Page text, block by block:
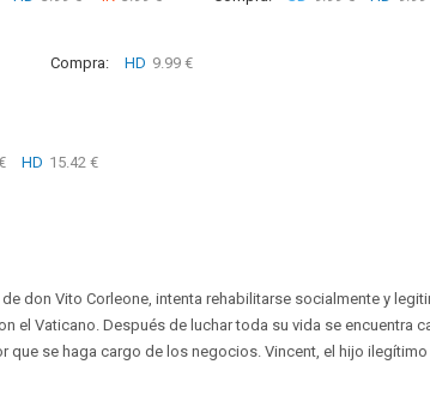
Compra: HD 9.99 €
HD 15.42 €
don Vito Corleone, intenta rehabilitarse socialmente y
el Vaticano. Después de luchar toda su vida se encuentra
que se haga cargo de los negocios. Vincent, el hijo ilegítimo